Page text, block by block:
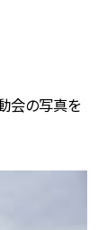
会の写真を